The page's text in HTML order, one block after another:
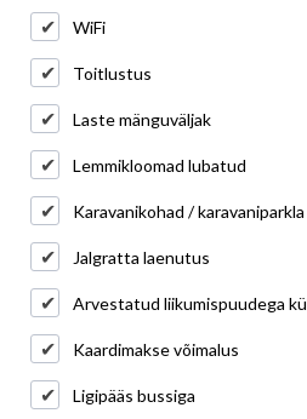
WiFi
Toitlustus
Laste mänguväljak
Lemmikloomad lubatud
Karavanikohad / karavaniparkla
Jalgratta laenutus
Arvestatud liikumispuudega
Kaardimakse võimalus
Ligipääs bussiga